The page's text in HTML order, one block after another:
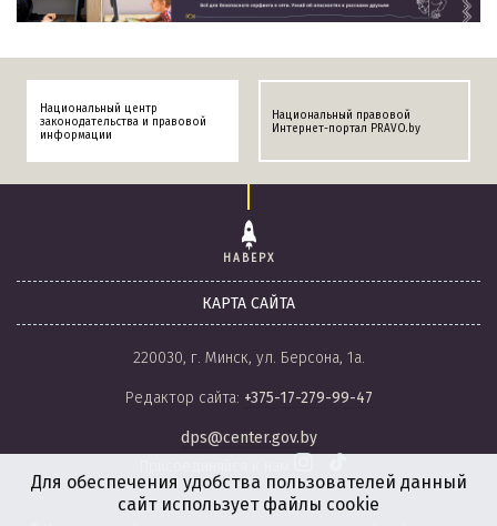
Национальный центр
законодательства и правовой
информации
Национальный правовой
Интернет-портал PRAVO.by
НАВЕРХ
КАРТА САЙТА
220030, г. Минск, ул. Берсона, 1а.
Редактор сайта: +375-17-279-99-47
dps@center.gov.by
Для обеспечения удобства пользователей данный
сайт использует файлы cookie